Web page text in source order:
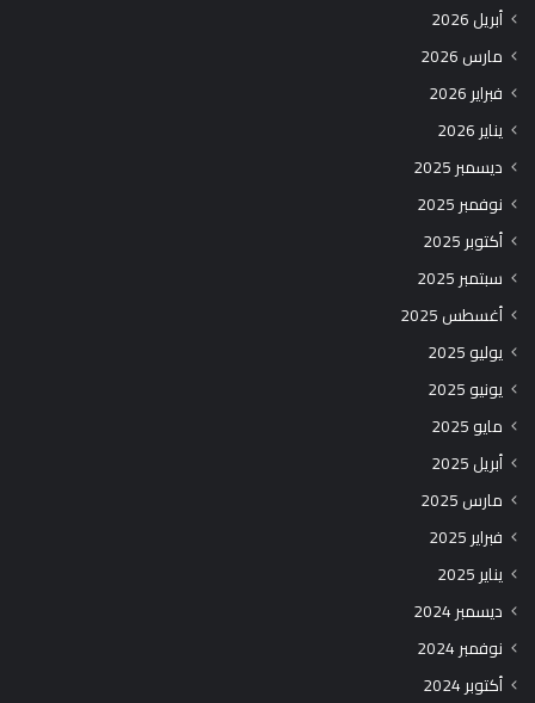
أبريل 2026
مارس 2026
فبراير 2026
يناير 2026
ديسمبر 2025
نوفمبر 2025
أكتوبر 2025
سبتمبر 2025
أغسطس 2025
يوليو 2025
يونيو 2025
مايو 2025
أبريل 2025
مارس 2025
فبراير 2025
يناير 2025
ديسمبر 2024
نوفمبر 2024
أكتوبر 2024